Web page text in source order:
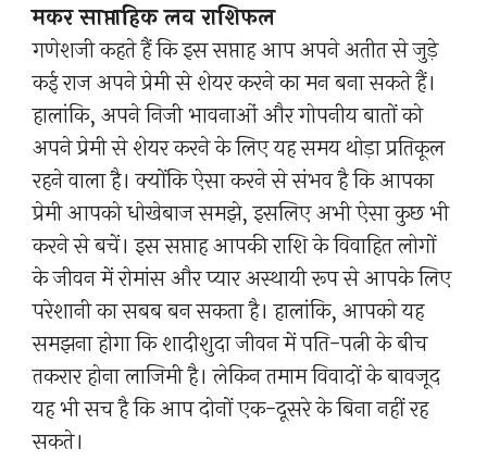
मकर साप्ताहिक लव राशिफल
गणेशजी कहते हैं कि इस सप्ताह आप अपने अतीत से जुड़े
कई राज अपने प्रेमी से शेयर करने का मन बना सकते हैं।
हालांकि, अपने निजी भावनाओं और गोपनीय बातों को
अपने प्रेमी से शेयर करने के लिए यह समय थोड़ा प्रतिकूल
रहने वाला है। क्योंकि ऐसा करने से संभव है कि आपका
प्रेमी आपको धोखेबाज समझे, इसलिए अभी ऐसा कुछ भी
करने से बचें। इस सप्ताह आपकी राशि के विवाहित लोगों
के जीवन में रोमांस और प्यार अस्थायी रूप से आपके लिए
परेशानी का सबब बन सकता है। हालांकि, आपको यह
समझना होगा कि शादीशुदा जीवन में पति-पत्नी के बीच
तकरार होना लाजिमी है। लेकिन तमाम विवादों के बावजूद
यह भी सच है कि आप दोनों एक-दूसरे के बिना नहीं रह
सकते।